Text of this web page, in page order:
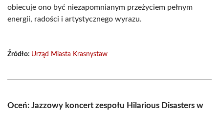
obiecuje ono być niezapomnianym przeżyciem pełnym
energii, radości i artystycznego wyrazu.
Źródło: Urząd Miasta Krasnystaw
Oceń: Jazzowy koncert zespołu Hilarious Disasters w